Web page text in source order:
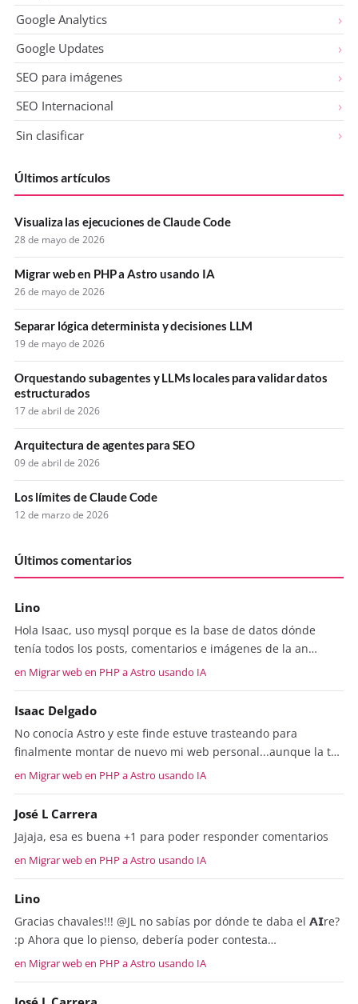
Google Analytics
Google Updates
SEO para imágenes
SEO Internacional
Sin clasificar
Últimos artículos
Visualiza las ejecuciones de Claude Code
28 de mayo de 2026
Migrar web en PHP a Astro usando IA
26 de mayo de 2026
Separar lógica determinista y decisiones LLM
19 de mayo de 2026
Orquestando subagentes y LLMs locales para validar datos
estructurados
17 de abril de 2026
Arquitectura de agentes para SEO
09 de abril de 2026
Los límites de Claude Code
12 de marzo de 2026
Últimos comentarios
Lino
Hola Isaac, uso mysql porque es la base de datos dónde
tenía todos los posts, comentarios e imágenes de la an…
en Migrar web en PHP a Astro usando IA
Isaac Delgado
No conocía Astro y este finde estuve trasteando para
finalmente montar de nuevo mi web personal...aunque la t…
en Migrar web en PHP a Astro usando IA
José L Carrera
Jajaja, esa es buena +1 para poder responder comentarios
en Migrar web en PHP a Astro usando IA
Lino
Gracias chavales!!! @JL no sabías por dónde te daba el 𝗔𝗜re?
:p Ahora que lo pienso, debería poder contesta…
en Migrar web en PHP a Astro usando IA